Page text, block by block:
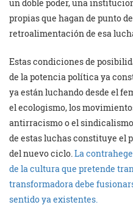
un doble poder, una
propias que hagan de punto
retroalimentación de esa
Estas condiciones de
de la potencia política ya
ya están luchando desde el
el ecologismo, los
antirracismo o el
de estas luchas constituye el
del nuevo ciclo. La
de la cultura que pretende
transformadora debe
sentido ya existentes.